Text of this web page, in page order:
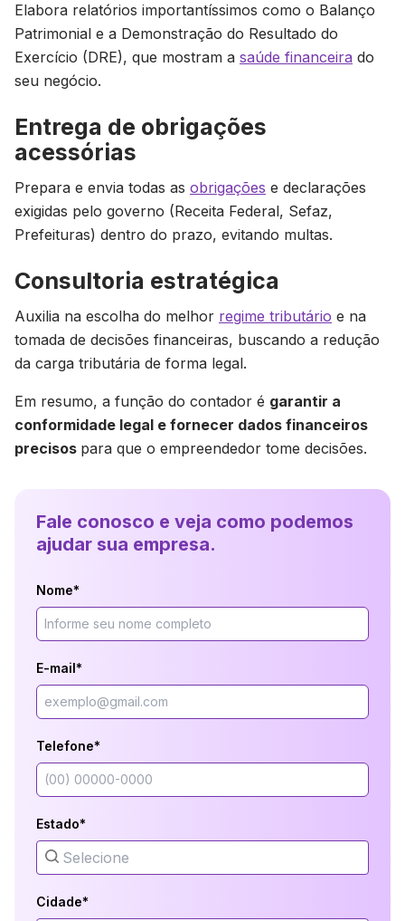
Elabora relatórios importantíssimos como o Balanço
Patrimonial e a Demonstração do Resultado do
Exercício (DRE), que mostram a saúde financeira do
seu negócio.
Entrega de obrigações
acessórias
Prepara e envia todas as obrigações e declarações
exigidas pelo governo (Receita Federal, Sefaz,
Prefeituras) dentro do prazo, evitando multas.
Consultoria estratégica
Auxilia na escolha do melhor regime tributário e na
tomada de decisões financeiras, buscando a redução
da carga tributária de forma legal.
Em resumo, a função do contador é garantir a
conformidade legal e fornecer dados financeiros
precisos para que o empreendedor tome decisões.
Fale conosco e veja como podemos
ajudar sua empresa.
Nome*
E-mail*
Telefone*
Estado*
Cidade*